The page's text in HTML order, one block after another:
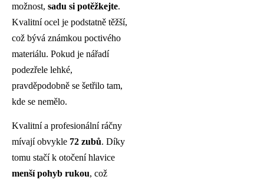
možnost, sadu si potěžkejte.
Kvalitní ocel je podstatně těžší,
což bývá známkou poctivého
materiálu. Pokud je nářadí
podezřele lehké,
pravděpodobně se šetřilo tam,
kde se nemělo.
Kvalitní a profesionální ráčny
mívají obvykle 72 zubů. Díky
tomu stačí k otočení hlavice
menší pohyb rukou, což